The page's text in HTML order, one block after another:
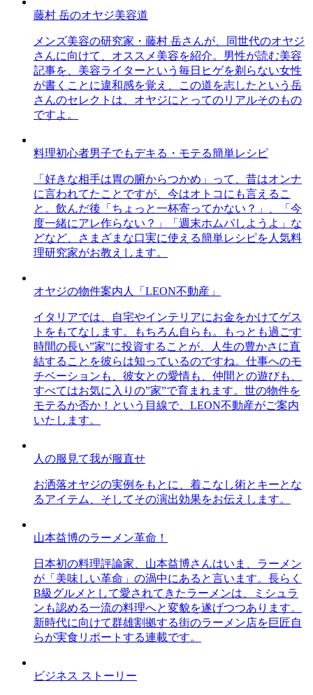
藤村 岳のオヤジ美容道
メンズ美容の研究家・藤村 岳さんが、同世代のオヤジ
さんに向けて、オススメ美容を紹介。男性が読む美容
記事を、美容ライターという毎日ヒゲを剃らない女性
が書くことに違和感を覚え、この道を志したという岳
さんのセレクトは、オヤジにとってのリアルそのもの
ですよ。
料理初心者男子でもデキる・モテる簡単レシピ
「好きな相手は胃の腑からつかめ」って、昔はオンナ
に言われてたことですが、今はオトコにも言えるこ
と。飲んだ後「ちょっと一杯寄ってかない？」、「今
度一緒にアレ作らない？」「週末ホムパしようよ」な
どなど、さまざまな口実に使える簡単レシピを人気料
理研究家がお教えします。
オヤジの物件案内人「LEON不動産」
イタリアでは、自宅やインテリアにお金をかけてゲス
トをもてなします。もちろん自らも。もっとも過ごす
時間の長い”家”に投資することが、人生の豊かさに直
結することを彼らは知っているのですね。仕事へのモ
チベーションも、彼女との愛情も、仲間との遊びも、
すべてはお気に入りの”家”で育まれます。世の物件を
モテるか否か！という目線で、LEON不動産がご案内
いたします。
人の服見て我が服直せ
お洒落オヤジの実例をもとに、着こなし術とキーとな
るアイテム、そしてその演出効果をお伝えします。
山本益博のラーメン革命！
日本初の料理評論家、山本益博さんはいま、ラーメン
が「美味しい革命」の渦中にあると言います。長らく
B級グルメとして愛されてきたラーメンは、ミシュラ
ンも認める一流の料理へと変貌を遂げつつあります。
新時代に向けて群雄割拠する街のラーメン店を巨匠自
らが実食リポートする連載です。
ビジネス ストーリー